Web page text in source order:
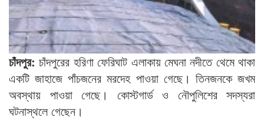
চাঁদপুর: চাঁদপুরের হরিণা ফেরিঘাট এলাকায় মেঘনা নদীতে থেমে থাকা
একটি জাহাজে পাঁচজনের মরদেহ পাওয়া গেছে। তিনজনকে জখম
অবস্থায় পাওয়া গেছে। কোস্টগার্ড ও নৌপুলিশের সদস্যরা
ঘটনাস্থলে গেছেন।